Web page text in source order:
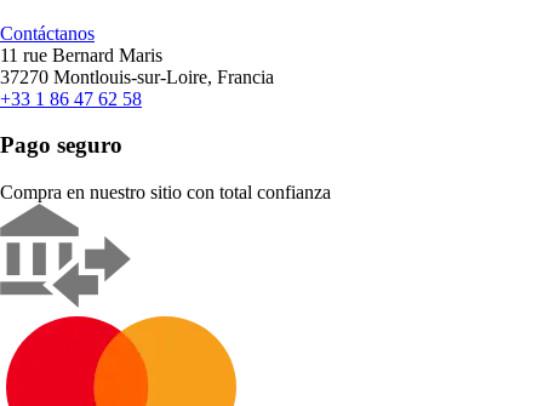
Contáctanos
11 rue Bernard Maris
37270 Montlouis-sur-Loire, Francia
+33 1 86 47 62 58
Pago seguro
Compra en nuestro sitio con total confianza